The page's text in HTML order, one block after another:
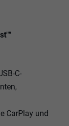
C-
CarPlay und